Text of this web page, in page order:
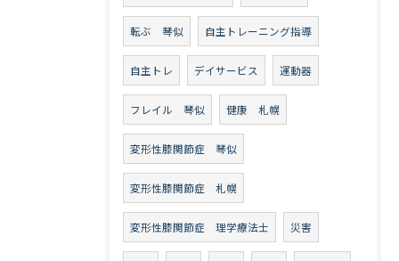
転ぶ 琴似 自主トレーニング指導
自主トレ デイサービス 運動器
フレイル 琴似 健康 札幌
変形性膝関節症 琴似
変形性膝関節症 札幌
変形性膝関節症 理学療法士 災害